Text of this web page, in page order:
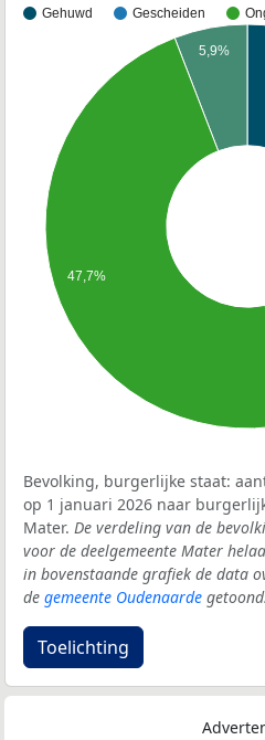
Gehuwd Gescheiden
5,9%
47,7%
Bevolking, burgerlijke staat:
op 1 januari 2026 naar
Mater. De verdeling van de
voor de deelgemeente Mater
in bovenstaande grafiek de data
de gemeente Oudenaarde getoond.
Toelichting